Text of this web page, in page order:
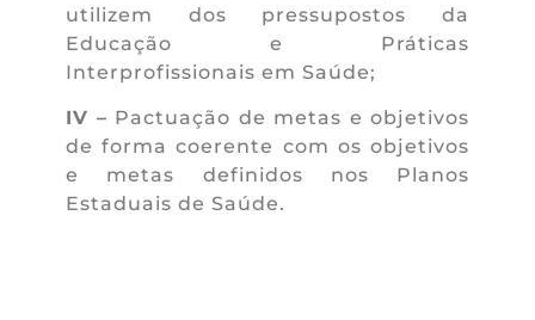
utilizem dos pressupostos da
Educação e Práticas
Interprofissionais em Saúde;
IV – Pactuação de metas e objetivos
de forma coerente com os objetivos
e metas definidos nos Planos
Estaduais de Saúde.